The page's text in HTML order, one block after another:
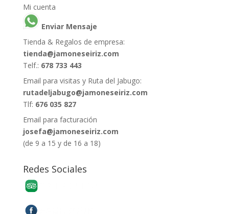
Mi cuenta
Enviar Mensaje
Tienda & Regalos de empresa:
tienda@jamoneseiriz.com
Telf.: 678 733 443
Email para visitas y Ruta del Jabugo:
rutadeljabugo@jamoneseiriz.com
Tlf: 676 035 827
Email para facturación
josefa@jamoneseiriz.com
(de 9 a 15 y de 16 a 18)
Redes Sociales